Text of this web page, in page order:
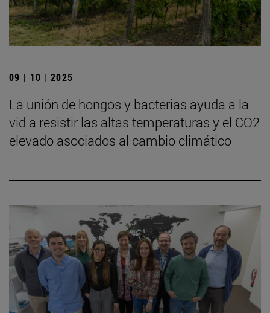
09 | 10 | 2025
La unión de hongos y bacterias ayuda a la
vid a resistir las altas temperaturas y el CO2
elevado asociados al cambio climático